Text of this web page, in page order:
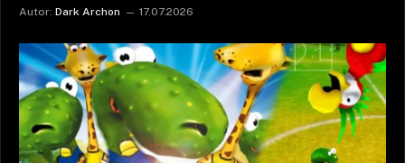
Autor: Dark Archon 17.07.2026